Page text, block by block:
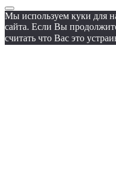
Мы используем куки для
сайта. Если Вы
считать что Вас это